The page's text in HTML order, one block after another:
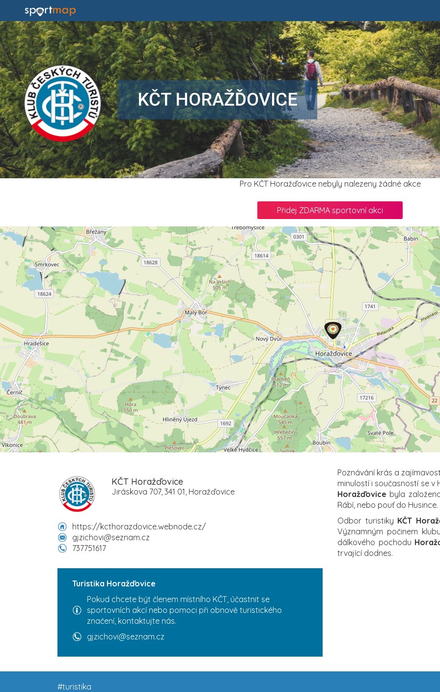
KČT HORAŽĎOVICE
Pro KČT Horažďovice nebyly nalezeny žádné akce
Přidej ZDARMA sportovní akci
KČT Horažďovice
Jiráskova 707, 341 01, Horažďovice
https://kcthorazdovice.webnode.cz/
gjzichovi@seznam.cz
737751617
Turistika Horažďovice
Pokud chcete být členem místního KČT, účastnit se
sportovních akcí nebo pomoci při obnově turistického
značení, kontaktujte nás.
gjzichovi@seznam.cz
Poznávání krás a
minulostí i současností se
Horažďovice byla
Rábí, nebo pouť do Husince.
Odbor turistiky KČT
Významným počinem
dálkového pochodu
trvající dodnes.
#turistika